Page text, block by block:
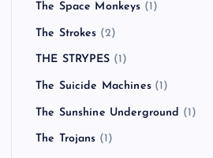
The Space Monkeys (1)
The Strokes (2)
THE STRYPES (1)
The Suicide Machines(1)
The Sunshine Underground (1)
The Trojans (1)